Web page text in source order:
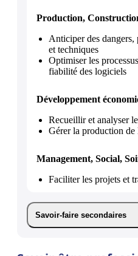
Production,
Anticiper des dangers,
et techniques
Optimiser les
fiabilité des logiciels
Développement
Recueillir et analyser
Gérer la production de
Management, Social,
Faciliter les projets et
Savoir-faire secondaires